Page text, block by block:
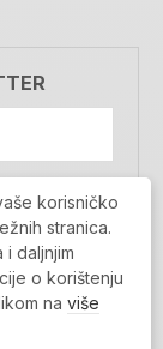
bazu
korisničko
stranica.
daljnjim
o korištenju
na više